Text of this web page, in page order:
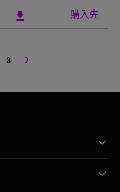
download 購入先
3 ›